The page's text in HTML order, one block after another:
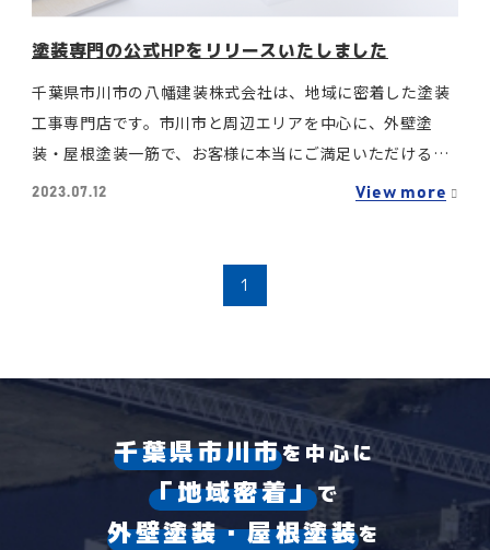
塗装専門の公式HPをリリースいたしました
千葉県市川市の八幡建装株式会社は、地域に密着した塗装
工事専門店です。市川市と周辺エリアを中心に、外壁塗
装・屋根塗装一筋で、お客様に本当にご満足いただける塗
装工事をご提供いたします。価格・品質が優れているのは
2023.07.12 View more
1
千葉県市川市を中心に
「地域密着」で
外壁塗装・屋根塗装を